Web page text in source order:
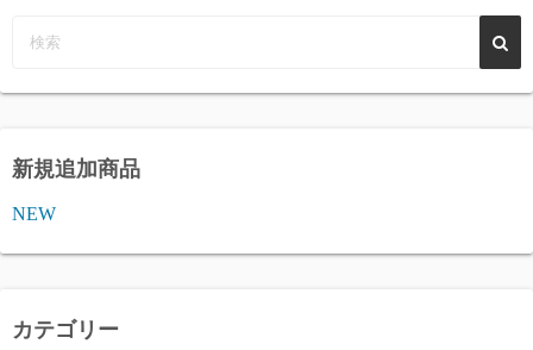
新規追加商品
NEW
カテゴリー